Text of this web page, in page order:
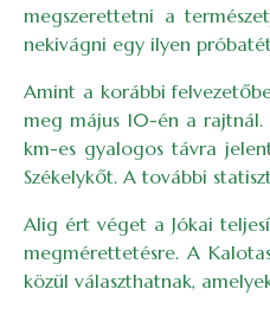
megszerettetni a
nekivágni egy ilyen
Amint a korábbi
meg május 10-én a rajtnál.
km-es gyalogos távra
Székelykőt. A további
Alig ért véget a Jókai
megmérettetésre. A
közül választhatnak,